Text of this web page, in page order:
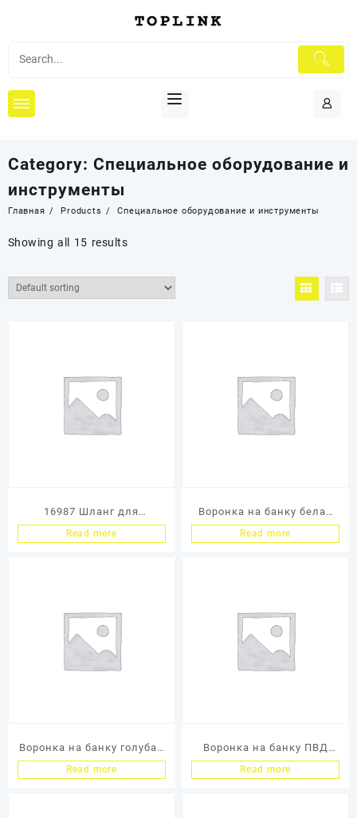
содержимому
Category: Специальное оборудование и
инструменты
Главная Products Специальное оборудование и инструменты
Showing all 15 results
16987 Шланг для
пылесосов 3M, Ultivac,
Read more
Воронка на банку белая
(заглушка)
Read more
Воронка на банку голубая
(2040А)
Read more
Воронка на банку ПВД
(заглушка)
Read more